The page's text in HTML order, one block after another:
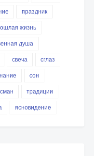
праздник
жизнь
душа
свеча
сглаз
сон
традиции
ясновидение